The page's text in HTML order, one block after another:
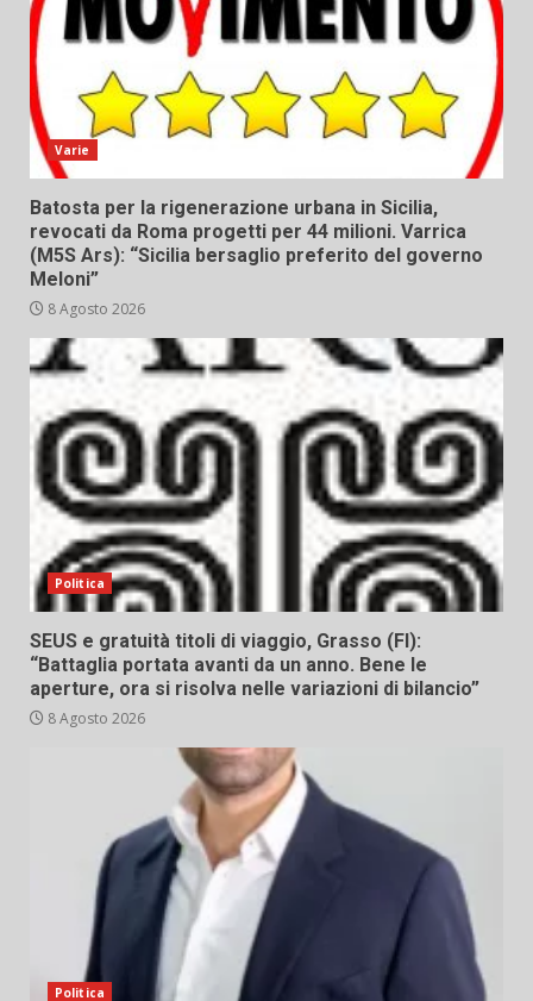
Varie
Batosta per la rigenerazione urbana in Sicilia,
revocati da Roma progetti per 44 milioni. Varrica
(M5S Ars): “Sicilia bersaglio preferito del governo
Meloni”
8 Agosto 2026
Politica
SEUS e gratuità titoli di viaggio, Grasso (FI):
“Battaglia portata avanti da un anno. Bene le
aperture, ora si risolva nelle variazioni di bilancio”
8 Agosto 2026
Politica